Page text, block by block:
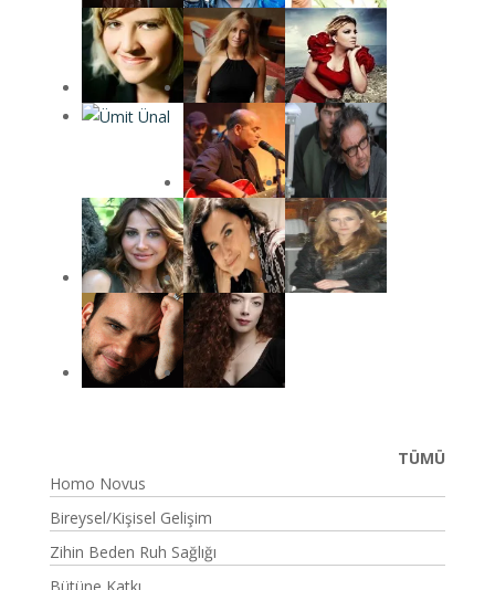
TÜMÜ
Homo Novus
Bireysel/Kişisel Gelişim
Zihin Beden Ruh Sağlığı